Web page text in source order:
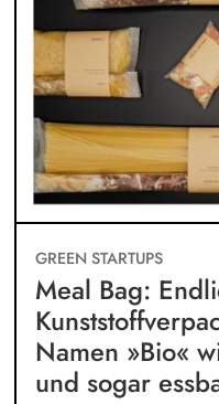
GREEN STARTUPS
Meal Bag:
Namen »Bio«
und sogar